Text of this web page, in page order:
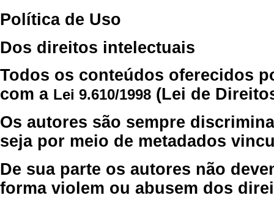
Política de Uso
Dos direitos intelectuais
Todos os conteúdos oferecidos
com a Lei 9.610/1998 (Lei de
Os autores são sempre
seja por meio de metadados
De sua parte os autores não
forma violem ou abusem dos